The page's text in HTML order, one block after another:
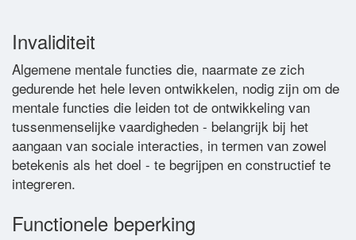
Woordenlijst
Contact
Invaliditeit
Algemene mentale functies die, naarmate ze zich
gedurende het hele leven ontwikkelen, nodig zijn om de
mentale functies die leiden tot de ontwikkeling van
tussenmenselijke vaardigheden - belangrijk bij het
aangaan van sociale interacties, in termen van zowel
betekenis als het doel - te begrijpen en constructief te
integreren.
Functionele beperking